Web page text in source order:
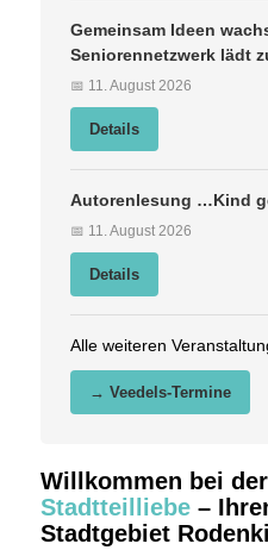
Gemeinsam Ideen
Seniorennetzwerk lädt
📅 11. August 2026
Details
Autorenlesung …Kind
📅 11. August 2026
Details
Alle weiteren
→ Veedels-Termine
Willkommen bei der
Stadtteilliebe–
Stadtgebiet